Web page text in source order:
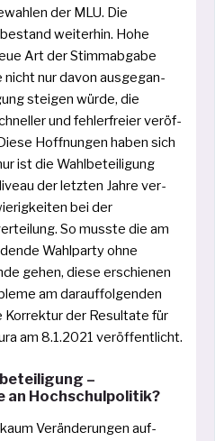
der MLU. Die
wei­ter­hin. Hohe
Art der Stimmabgabe
nur davon aus­ge­gan­
stei­gen wür­de, die
und feh­ler­frei­er ver­öf­
Hoffnungen haben sich
ist die Wahlbeteiligung
der letz­ten Jahre ver­
bei der
So muss­te die am
Wahlparty ohne
gehen, die­se erschie­nen
am dar­auf­fol­gen­den
Korrektur der Resultate für
am 8.1.2021 veröffentlicht.
–
an Hochschulpolitik?
Veränderungen auf­